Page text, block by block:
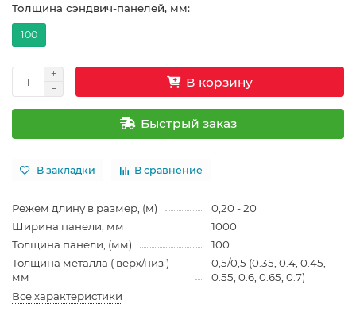
Толщина сэндвич-панелей, мм:
100
В корзину
Быстрый заказ
В закладки В сравнение
Режем длину в размер, (м)
0,20 - 20
Ширина панели, мм
1000
Толщина панели, (мм)
100
Толщина металла ( верх/низ )
мм
0,5/0,5 (0.35, 0.4, 0.45,
0.55, 0.6, 0.65, 0.7)
Все характеристики